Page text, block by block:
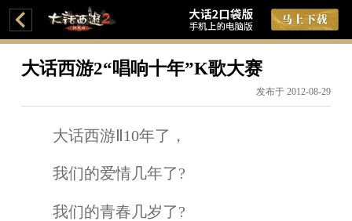
大话西游2“唱响十年”K歌大赛
发布于 2012-08-29
大话西游Ⅱ10年了，
我们的爱情几年了?
我们的青春几岁了?